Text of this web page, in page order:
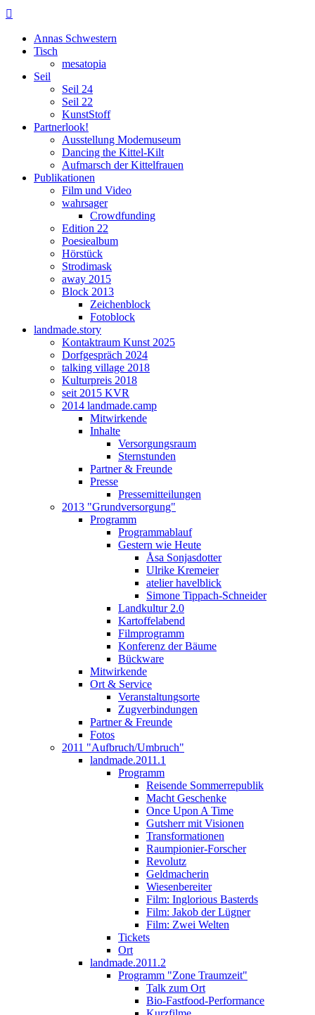

Annas Schwestern
Tisch
mesatopia
Seil
Seil 24
Seil 22
KunstStoff
Partnerlook!
Ausstellung Modemuseum
Dancing the Kittel-Kilt
Aufmarsch der Kittelfrauen
Publikationen
Film und Video
wahrsager
Crowdfunding
Edition 22
Poesiealbum
Hörstück
Strodimask
away 2015
Block 2013
Zeichenblock
Fotoblock
landmade.story
Kontaktraum Kunst 2025
Dorfgespräch 2024
talking village 2018
Kulturpreis 2018
seit 2015 KVR
2014 landmade.camp
Mitwirkende
Inhalte
Versorgungsraum
Sternstunden
Partner & Freunde
Presse
Pressemitteilungen
2013 "Grundversorgung"
Programm
Programmablauf
Gestern wie Heute
Åsa Sonjasdotter
Ulrike Kremeier
atelier havelblick
Simone Tippach-Schneider
Landkultur 2.0
Kartoffelabend
Filmprogramm
Konferenz der Bäume
Bückware
Mitwirkende
Ort & Service
Veranstaltungsorte
Zugverbindungen
Partner & Freunde
Fotos
2011 "Aufbruch/Umbruch"
landmade.2011.1
Programm
Reisende Sommerrepublik
Macht Geschenke
Once Upon A Time
Gutsherr mit Visionen
Transformationen
Raumpionier-Forscher
Revolutz
Geldmacherin
Wiesenbereiter
Film: Inglorious Basterds
Film: Jakob der Lügner
Film: Zwei Welten
Tickets
Ort
landmade.2011.2
Programm "Zone Traumzeit"
Talk zum Ort
Bio-Fastfood-Performance